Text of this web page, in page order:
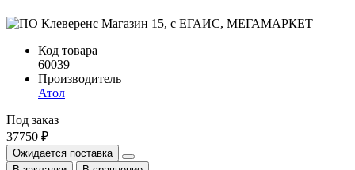
Код товара
60039
Производитель
Атол
Под заказ
37750 ₽
Ожидается поставка